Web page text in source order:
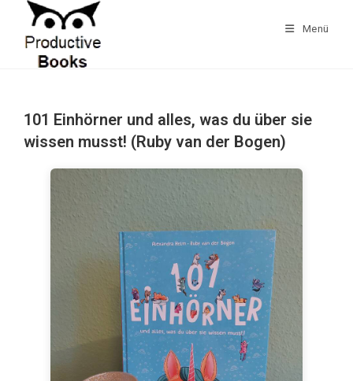
springen
Menü
101 Einhörner und alles, was du über sie
wissen musst! (Ruby van der Bogen)